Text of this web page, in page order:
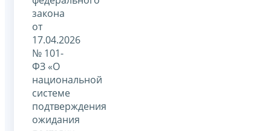
закона
от
17.04.2026
№ 101-
ФЗ «О
национальной
системе
подтверждения
ожидания